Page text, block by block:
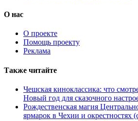
О нас
О проекте
Помощь проекту
Реклама
Также читайте
Чешская киноклассика: что
Новый год для сказочного
Рождественская магия
ярмарок в Чехии и окрестностях